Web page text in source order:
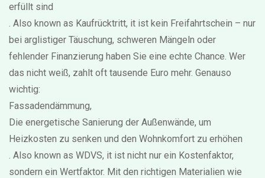
erfüllt sind
. Also known as Kaufrücktritt, it ist kein Freifahrtschein – nur
bei arglistiger Täuschung, schweren Mängeln oder
fehlender Finanzierung haben Sie eine echte Chance. Wer
das nicht weiß, zahlt oft tausende Euro mehr. Genauso
wichtig:
Fassadendämmung,
Die energetische Sanierung der Außenwände, um
Heizkosten zu senken und den Wohnkomfort zu erhöhen
. Also known as WDVS, it ist nicht nur ein Kostenfaktor,
sondern ein Wertfaktor. Mit den richtigen Materialien wie